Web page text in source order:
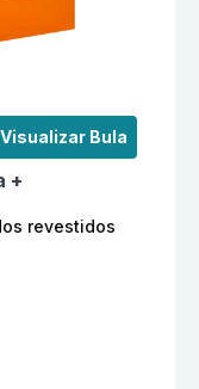
Visualizar Bula
+
revestidos